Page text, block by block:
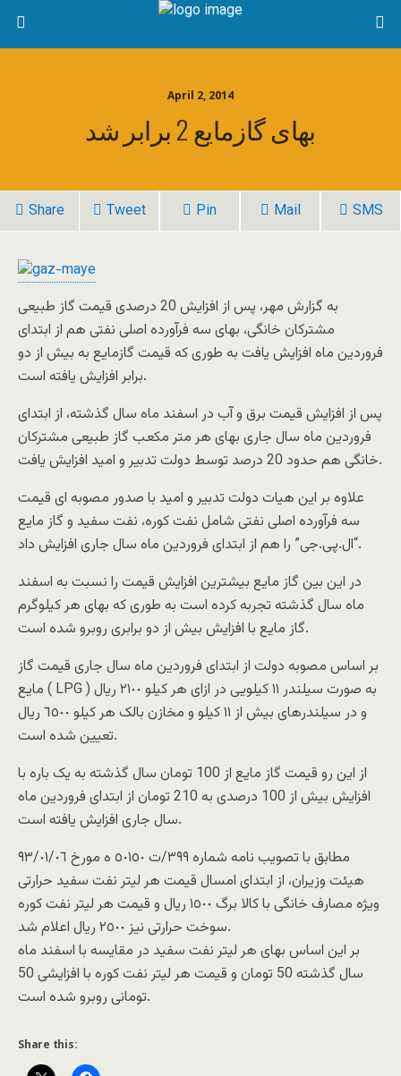
April 2, 2014
بهای گازمایع 2 برابر شد
Share Tweet Pin Mail SMS
به گزارش مهر، پس از افزایش 20 درصدی قیمت گاز طبیعی
مشترکان خانگی، بهای سه فرآورده اصلی نفتی هم از ابتدای
فروردین ماه افزایش یافت به طوری که قیمت گازمایع به بیش از دو
برابر افزایش یافته است.
پس از افزایش قیمت برق و آب در اسفند ماه سال گذشته، از ابتدای
فروردین ماه سال جاری بهای هر متر مکعب گاز طبیعی مشترکان
خانگی هم حدود 20 درصد توسط دولت تدبیر و امید افزایش یافت.
علاوه بر این هیات دولت تدبیر و امید با صدور مصوبه ای قیمت
سه فرآورده اصلی نفتی شامل نفت کوره، نفت سفید و گاز مایع
“ال.پی.جی” را هم از ابتدای فروردین ماه سال جاری افزایش داد.
در این بین گاز مایع بیشترین افزایش قیمت را نسبت به اسفند
ماه سال گذشته تجربه کرده است به طوری که بهای هر کیلوگرم
گاز مایع با افزایش بیش از دو برابری روبرو شده است.
بر اساس مصوبه دولت از ابتدای فروردین ماه سال جاری قیمت گاز
مایع ( LPG ) به صورت سیلندر ١١ کیلویی در ازای هر کیلو ٢١٠٠ ریال
و در سیلندرهای بیش از ١١ کیلو و مخازن بالک هر کیلو ٦٥٠٠ ریال
تعیین شده است.
از این رو قیمت گاز مایع از 100 تومان سال گذشته به یک باره با
افزایش بیش از 100 درصدی به 210 تومان از ابتدای فروردین ماه
سال جاری افزایش یافته است.
مطابق با تصویب نامه شماره ٣٩٩/ت ٥٠١٥٠ ه مورخ ٩٣/٠١/٠٦
هیئت وزیران، از ابتدای امسال قیمت هر لیتر نفت سفید حرارتی
ویژه مصارف خانگی با کالا برگ ١٥٠٠ ریال و قیمت هر لیتر نفت کوره
سوخت حرارتی نیز ٢٥٠٠ ریال اعلام شد.
بر این اساس بهای هر لیتر نفت سفید در مقایسه با اسفند ماه
سال گذشته 50 تومان و قیمت هر لیتر نفت کوره با افزایشی 50
تومانی روبرو شده است.
Share this: